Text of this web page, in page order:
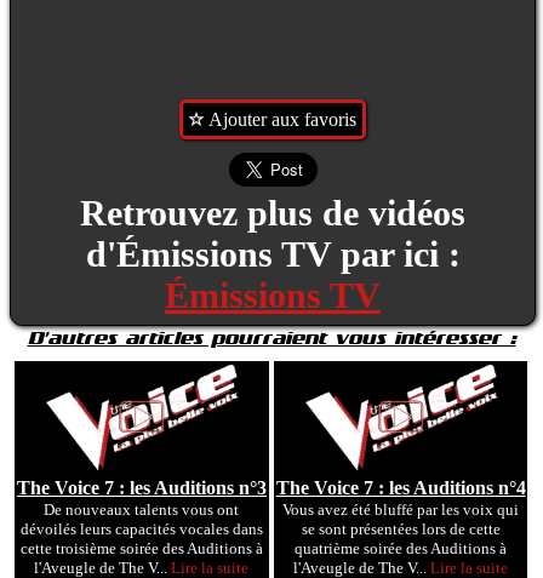
Ajouter aux favoris
Retrouvez plus de vidéos
d'Émissions TV par ici :
Émissions TV
D'autres articles pourraient vous intéresser :
The Voice 7 : les Auditions n°3
De nouveaux talents vous ont
dévoilés leurs capacités vocales dans
cette troisième soirée des Auditions à
l'Aveugle de The V...Lire la suite
The Voice 7 : les Auditions n°4
Vous avez été bluffé par les voix qui
se sont présentées lors de cette
quatrième soirée des Auditions à
l'Aveugle de The V...Lire la suite